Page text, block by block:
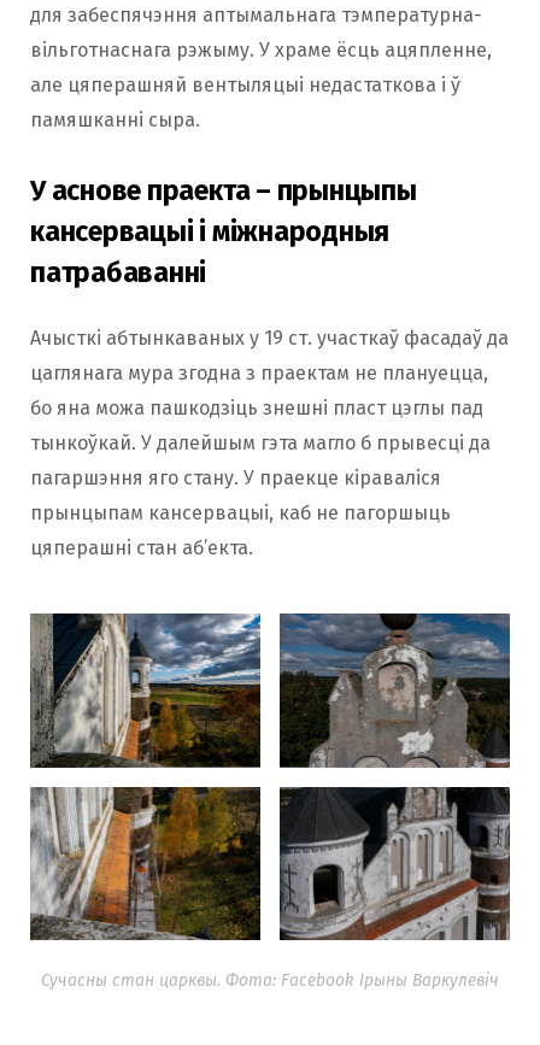
для забеспячэння аптымальнага тэмпературна-
вільготнаснага рэжыму. У храме ёсць ацяпленне,
але цяперашняй вентыляцыі недастаткова і ў
памяшканні сыра.
У аснове праекта – прынцыпы
кансервацыі і міжнародныя
патрабаванні
Ачысткі абтынкаваных у 19 ст. участкаў фасадаў да
цаглянага мура згодна з праектам не плануецца,
бо яна можа пашкодзіць знешні пласт цэглы пад
тынкоўкай. У далейшым гэта магло б прывесці да
пагаршэння яго стану. У праекце кіраваліся
прынцыпам кансервацыі, каб не пагоршыць
цяперашні стан аб’екта.
Сучасны стан царквы. Фота: Facebook Ірыны Варкулевіч